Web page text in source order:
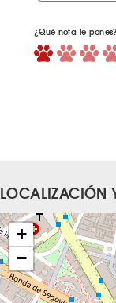
¿Qué nota le pones?
LOCALIZACIÓN
+
−